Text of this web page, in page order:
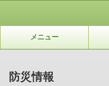
メニュー
防災情報